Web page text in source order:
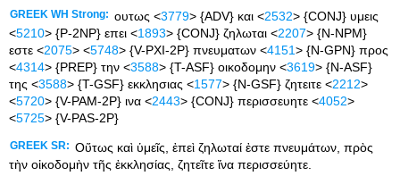
GREEK WH Strong: ουτως <3779> {ADV} και <2532> {CONJ} υμεις
<5210> {P-2NP} επει <1893> {CONJ} ζηλωται <2207> {N-NPM}
εστε <2075> <5748> {V-PXI-2P} πνευματων <4151> {N-GPN} προς
<4314> {PREP} την <3588> {T-ASF} οικοδομην <3619> {N-ASF}
της <3588> {T-GSF} εκκλησιας <1577> {N-GSF} ζητειτε <2212>
<5720> {V-PAM-2P} ινα <2443> {CONJ} περισσευητε <4052>
<5725> {V-PAS-2P}
GREEK SR: Οὕτως καὶ ὑμεῖς, ἐπεὶ ζηλωταί ἐστε πνευμάτων, πρὸς
τὴν οἰκοδομὴν τῆς ἐκκλησίας, ζητεῖτε ἵνα περισσεύητε.